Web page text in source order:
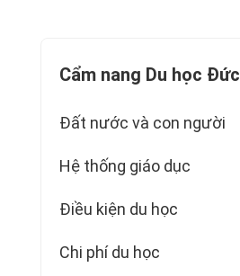
Cẩm nang Du học Đức
Đất nước và con người
Hệ thống giáo dục
Điều kiện du học
Chi phí du học